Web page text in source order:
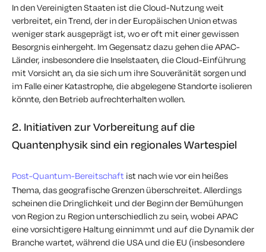
In den Vereinigten Staaten ist die Cloud-Nutzung weit
verbreitet, ein Trend, der in der Europäischen Union etwas
weniger stark ausgeprägt ist, wo er oft mit einer gewissen
Besorgnis einhergeht. Im Gegensatz dazu gehen die APAC-
Länder, insbesondere die Inselstaaten, die Cloud-Einführung
mit Vorsicht an, da sie sich um ihre Souveränität sorgen und
im Falle einer Katastrophe, die abgelegene Standorte isolieren
könnte, den Betrieb aufrechterhalten wollen.
2. Initiativen zur Vorbereitung auf die
Quantenphysik sind ein regionales Wartespiel
Post-Quantum-Bereitschaft ist nach wie vor ein heißes
Thema, das geografische Grenzen überschreitet. Allerdings
scheinen die Dringlichkeit und der Beginn der Bemühungen
von Region zu Region unterschiedlich zu sein, wobei APAC
eine vorsichtigere Haltung einnimmt und auf die Dynamik der
Branche wartet, während die USA und die EU (insbesondere